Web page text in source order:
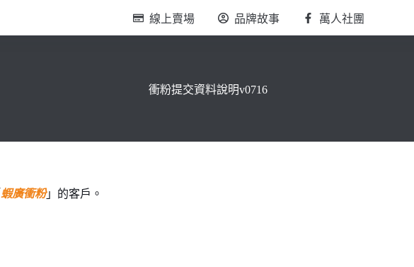
線上賣場 品牌故事 萬人社團
衝粉提交資料說明v0716
蝦廣衝粉」的客戶。